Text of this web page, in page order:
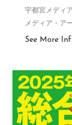
宇都宮メディ
メディア・ア
See More